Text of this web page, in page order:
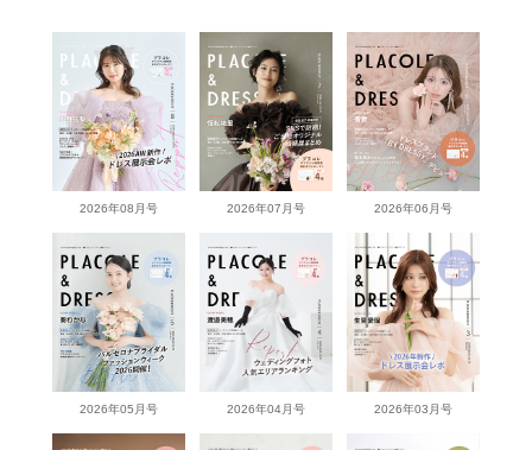
2026年08月号 2026年07月号 2026年06月号
2026年05月号 2026年04月号 2026年03月号